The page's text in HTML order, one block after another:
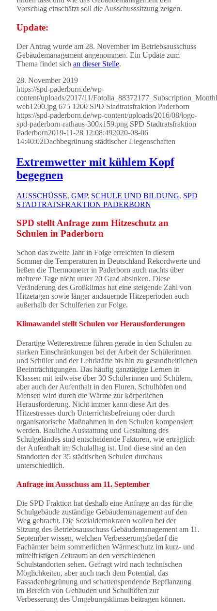
Vorschlag einschätzt soll die Ausschusssitzung zeigen.
Update:
Der Antrag wurde am 28. November im Betriebsausschuss
Gebäudemanagement angenommen. Ein Update zum
Thema findet sich an dieser Stelle.
28. November 2019
https://spd-paderborn.de/wp-
content/uploads/2017/11/
web1200.jpg 675 1200 SPD Stadtratsfraktion Paderborn
https://spd-paderborn.de/wp-content/uploads/2016/08/logo-
spd-paderborn-rathaus-300x159.png SPD Stadtratsfraktion
Paderborn2019-11-28 12:08:492020-08-06
14:40:02Dachbegrünung städtischer Liegenschaften
Extremwetter mit kühlem Kopf
begegnen
AUSSCHÜSSE, GMP, SCHULE UND BILDUNG, SPD
STADTRATSFRAKTION PADERBORN
SPD stellt Anfrage zum Hitzeschutz an
Schulen in Paderborn
Schon das zweite Jahr in Folge erreichten in diesem
Sommer die Temperaturen in Deutschland Rekordwerte und
ließen die Thermometer in Paderborn auch nachts über
mehrere Tage nicht unter 20 Grad absinken. Diese
Veränderung des Großklimas hat eine steigende Zahl von
Hitzetagen sowie länger andauernde Hitzeperioden auch
außerhalb der Schulferien zur Folge.
Klimawandel stellt Schulen vor Herausforderungen
Derartige Wetterextreme führen gerade in den Schulen zu
starken Einschränkungen bei der Arbeit der Schülerinnen
und Schüler und der Lehrkräfte bis hin zu gesundheitlichen
Beeinträchtigungen. Das häufig ganztägige Lernen in
Klassen mit teilweise über 30 Schülerinnen und Schülern,
aber auch der Aufenthalt in den Fluren, Schulhöfen und
Mensen wird durch die Wärme zur körperlichen
Herausforderung. Nicht immer kann diese Art des
Hitzestresses durch Unterrichtsbefreiung oder durch
organisatorische Maßnahmen in den Schulen kompensiert
werden. Bauliche Ausstattung und Gestaltung des
Schulgeländes sind entscheidende Faktoren, wie erträglich
der Aufenthalt im Schulalltag ist. Und diese sind an den
Standorten der 35 städtischen Schulen durchaus
unterschiedlich.
Anfrage im Ausschuss am 11. September
Die SPD Fraktion hat deshalb eine Anfrage an das für die
Schulgebäude zuständige Gebäudemanagement auf den
Weg gebracht. Die Sozialdemokraten wollen bei der
Sitzung des Betriebsausschuss Gebäudemanagement am 11.
September wissen, welchen Verbesserungsbedarf die
Fachämter beim sommerlichen Wärmeschutz im kurz- und
mittelfristigen Zeitraum an den verschiedenen
Schulstandorten sehen. Gefragt wird nach technischen
Möglichkeiten, aber auch nach dem Potential, das
Fassadenbegrünung und schattenspendende Bepflanzung
im Bereich von Gebäuden und Schulhöfen zur
Verbesserung des Umgebungsklimas beitragen können.